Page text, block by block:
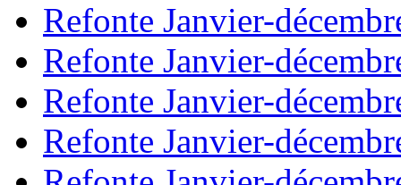
Refonte Janvier-
Refonte Janvier-
Refonte Janvier-
Refonte Janvier-